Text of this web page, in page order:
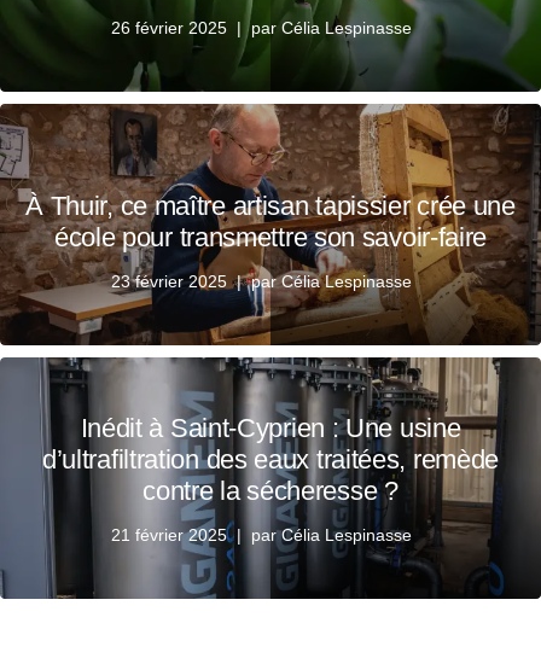
26 février 2025 par Célia Lespinasse
À Thuir, ce maître artisan tapissier crée une
école pour transmettre son savoir-faire
23 février 2025 parCélia Lespinasse
Inédit à Saint-Cyprien : Une usine
d’ultrafiltration des eaux traitées, remède
contre la sécheresse ?
21 février 2025 parCélia Lespinasse